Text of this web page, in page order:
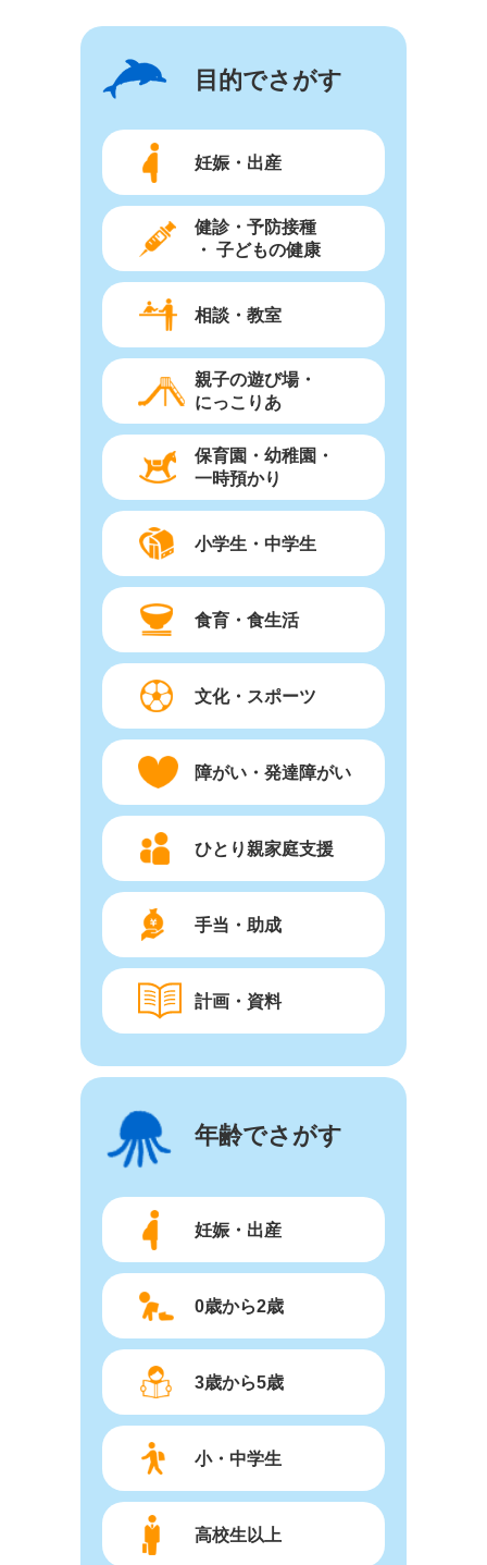
目的でさがす
妊娠・出産
健診・予防接種
・ 子どもの健康
相談・教室
親子の遊び場・
にっこりあ
保育園・幼稚園・
一時預かり
小学生・中学生
食育・食生活
文化・スポーツ
障がい・発達障がい
ひとり親家庭支援
手当・助成
計画・資料
年齢でさがす
妊娠・出産
0歳から2歳
3歳から5歳
小・中学生
高校生以上